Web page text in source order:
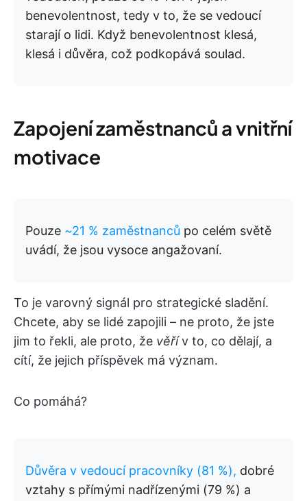
benevolentnost, tedy v to, že se vedoucí
starají o lidi. Když benevolentnost klesá,
klesá i důvěra, což podkopává soulad.
Zapojení zaměstnanců a vnitřní
motivace
Pouze ~21 % zaměstnanců po celém světě
uvádí, že jsou vysoce angažovaní.
To je varovný signál pro strategické sladění.
Chcete, aby se lidé zapojili – ne proto, že jste
jim to řekli, ale proto, že věřív to, co dělají, a
cítí, že jejich příspěvek má význam.
Co pomáhá?
Důvěra v vedoucí pracovníky (81 %), dobré
vztahy s přímými nadřízenými (79 %) a